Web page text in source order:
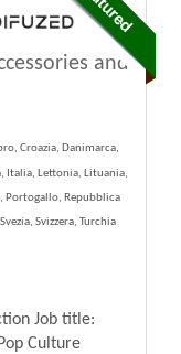
and
Croazia, Danimarca,
Italia, Lettonia, Lituania,
Portogallo, Repubblica
Svizzera, Turchia
Job title:
Culture